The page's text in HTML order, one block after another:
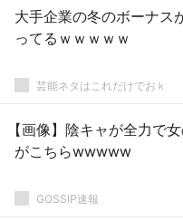
大手企業の冬のボーナス
ってるｗｗｗｗｗ
芸能ネタはこれだけでおｋ
【画像】陰キャが全力で
がこちらwwwww
GOSSIP速報